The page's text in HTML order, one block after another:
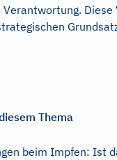
Diese
Thema
beim Impfen: Ist